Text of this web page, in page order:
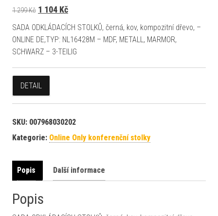
1 299Kč Původní cena byla: 1 299 Kč.
1 104 KčAktuální cena je: 1 104 Kč.
SADA ODKLÁDACÍCH STOLKŮ, černá, kov, kompozitní dřevo, –
ONLINE DE,TYP: NL16428M – MDF, METALL, MARMOR,
SCHWARZ – 3-TEILIG
DETAIL
SKU: 007968030202
Kategorie: Online Only konferenční stolky
Popis Další informace
Popis